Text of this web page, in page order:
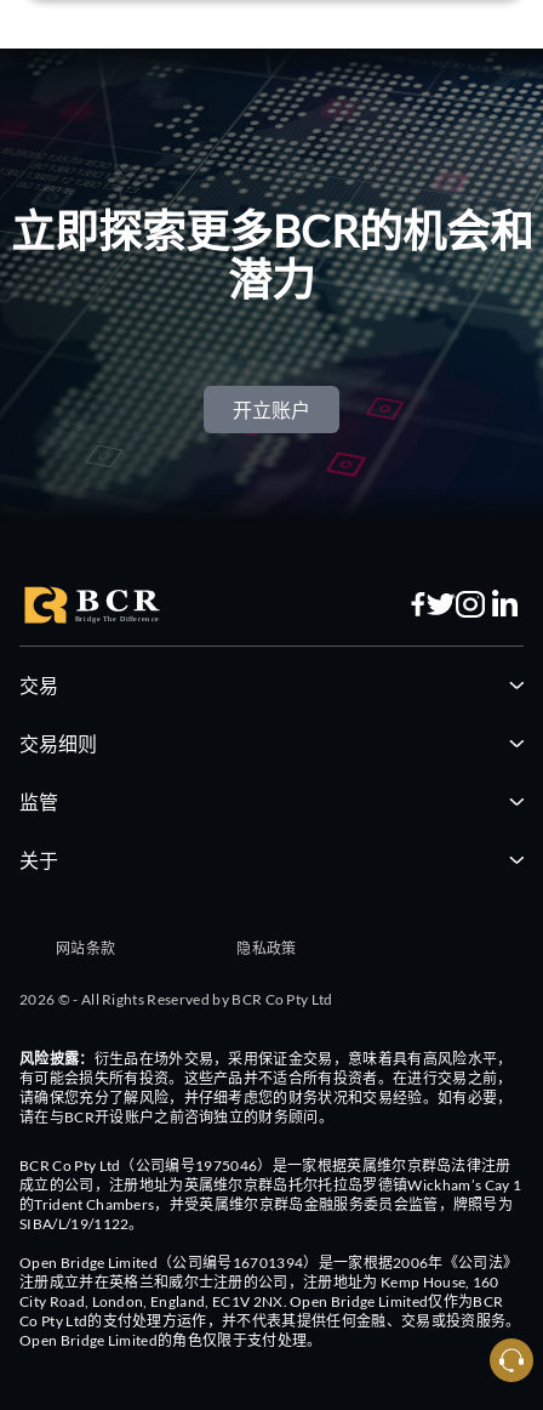
立即探索更多BCR的机会和
潜力
开立账户
交易
交易细则
监管
关于
网站条款 隐私政策
2026 © - All Rights Reserved by BCR Co Pty Ltd
风险披露： 衍生品在场外交易，采用保证金交易，意味着具有高风险水平，
有可能会损失所有投资。这些产品并不适合所有投资者。在进行交易之前，
请确保您充分了解风险，并仔细考虑您的财务状况和交易经验。如有必要，
请在与BCR开设账户之前咨询独立的财务顾问。
BCR Co Pty Ltd（公司编号1975046）是一家根据英属维尔京群岛法律注册
成立的公司，注册地址为英属维尔京群岛托尔托拉岛罗德镇Wickham’s Cay 1
的Trident Chambers，并受英属维尔京群岛金融服务委员会监管，牌照号为
SIBA/L/19/1122。
Open Bridge Limited（公司编号16701394）是一家根据2006年《公司法》
注册成立并在英格兰和威尔士注册的公司，注册地址为 Kemp House, 160
City Road, London, England, EC1V 2NX. Open Bridge Limited仅作为BCR
Co Pty Ltd的支付处理方运作，并不代表其提供任何金融、交易或投资服务。
Open Bridge Limited的角色仅限于支付处理。